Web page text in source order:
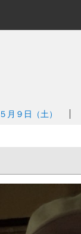
５月９日（土）